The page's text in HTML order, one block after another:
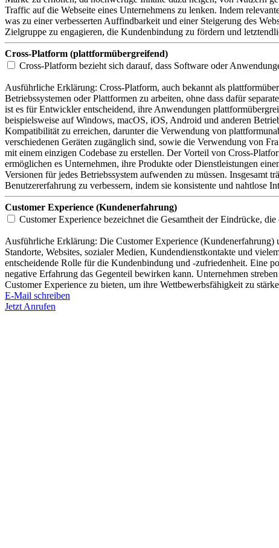
Traffic auf die Webseite eines Unternehmens zu lenken. Indem
was zu einer verbesserten Auffindbarkeit und einer Steigerung des
Zielgruppe zu engagieren, die Kundenbindung zu fördern und
Cross-Platform (plattformübergreifend)
Cross-Platform bezieht sich darauf, dass Software oder
Ausführliche Erklärung: Cross-Platform, auch bekannt als
Betriebssystemen oder Plattformen zu arbeiten, ohne dass dafür
ist es für Entwickler entscheidend, ihre Anwendungen
beispielsweise auf Windows, macOS, iOS, Android und anderen
Kompatibilität zu erreichen, darunter die Verwendung von
verschiedenen Geräten zugänglich sind, sowie die Verwendung von
mit einem einzigen Codebase zu erstellen. Der Vorteil von Cross-
ermöglichen es Unternehmen, ihre Produkte oder Dienstleistungen
Versionen für jedes Betriebssystem aufwenden zu müssen.
Benutzererfahrung zu verbessern, indem sie konsistente und nahtlose
Customer Experience (Kundenerfahrung)
Customer Experience bezeichnet die Gesamtheit der Eindrücke,
Ausführliche Erklärung: Die Customer Experience (Kundenerfahrung)
Standorte, Websites, sozialer Medien, Kundendienstkontakte und
entscheidende Rolle für die Kundenbindung und -zufriedenheit. Eine
negative Erfahrung das Gegenteil bewirken kann. Unternehmen
Customer Experience zu bieten, um ihre Wettbewerbsfähigkeit zu
E-Mail schreiben
Jetzt Anrufen